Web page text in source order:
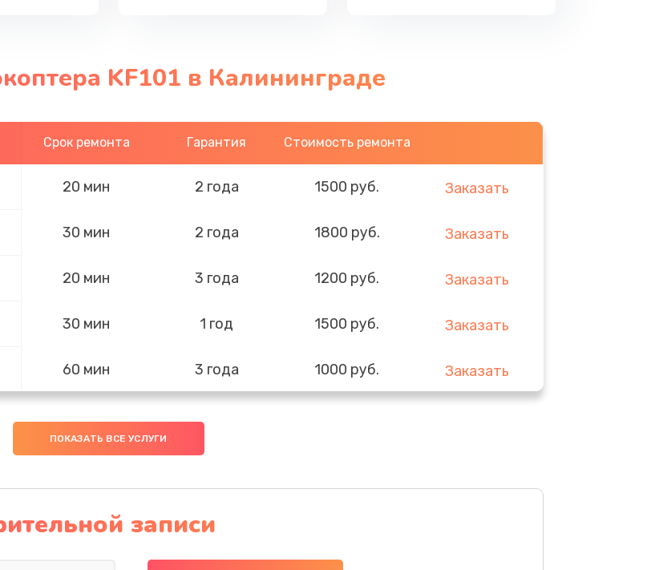
KF101 в Калининграде
Срок ремонта Гарантия Стоимость ремонта
20 мин 2 года 1500 руб. Заказать
30 мин 2 года 1800 руб. Заказать
20 мин 3 года 1200 руб. Заказать
30 мин 1 год 1500 руб. Заказать
60 мин 3 года 1000 руб. Заказать
60 мин 2 года
ПОКАЗАТЬ ВСЕ УСЛУГИ
записи